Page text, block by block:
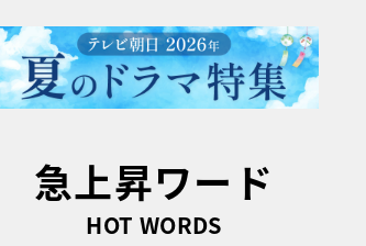
急上昇ワード
HOT WORDS